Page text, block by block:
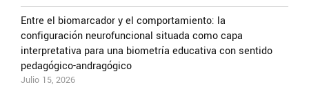
Entre el biomarcador y el comportamiento: la
configuración neurofuncional situada como capa
interpretativa para una biometría educativa con sentido
pedagógico-andragógico
Julio 15, 2026